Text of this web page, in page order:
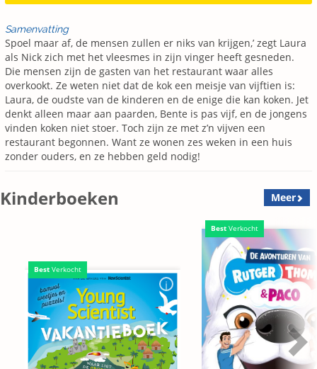
Samenvatting
Spoel maar af, de mensen zullen er niks van krijgen,’ zegt Laura
als Nick zich met het vleesmes in zijn vinger heeft gesneden.
Die mensen zijn de gasten van het restaurant waar alles
overkookt. Ze weten niet dat de kok een meisje van vijftien is:
Laura, de oudste van de kinderen en de enige die kan koken. Jet
denkt alleen maar aan paarden, Bente is pas vijf, en de jongens
vinden koken niet stoer. Toch zijn ze met z’n vijven een
restaurant begonnen. Want ze wonen zes weken in een huis
zonder ouders, en ze hebben geld nodig!
Kinderboeken Meer
Best Verkocht
Best Verkocht